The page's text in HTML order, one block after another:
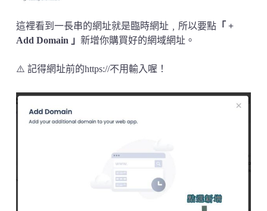
這裡看到一長串的網址就是臨時網址﹐所以要點「 +
Add Domain 」 新增你購買好的網域網址。
⚠️ 記得網址前的https://不用輸入喔！